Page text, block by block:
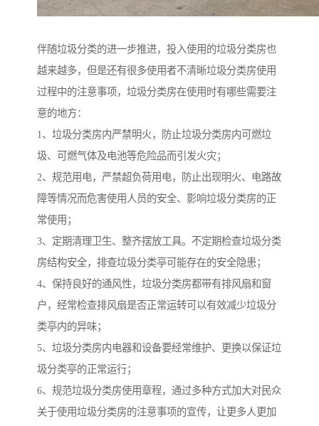
伴随垃圾分类的进一步推进，投入使用的垃圾分类房也
越来越多，但是还有很多使用者不清晰垃圾分类房使用
过程中的注意事项，垃圾分类房在使用时有哪些需要注
意的地方：
1、垃圾分类房内严禁明火，防止垃圾分类房内可燃垃
圾、可燃气体及电池等危险品而引发火灾；
2、规范用电，严禁超负荷用电，防止出现明火、电路故
障等情况而危害使用人员的安全、影响垃圾分类房的正
常使用；
3、定期清理卫生、整齐摆放工具。不定期检查垃圾分类
房结构安全，排查垃圾分类亭可能存在的安全隐患；
4、保持良好的通风性，垃圾分类房都带有排风扇和窗
户，经常检查排风扇是否正常运转可以有效减少垃圾分
类亭内的异味；
5、垃圾分类房内电器和设备要经常维护、更换以保证垃
圾分类亭的正常运行；
6、规范垃圾分类房使用章程，通过多种方式加大对民众
关于使用垃圾分类房的注意事项的宣传，让更多人更加